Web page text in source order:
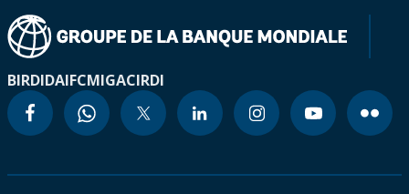
BIRDIDAIFCMIGACIRDI